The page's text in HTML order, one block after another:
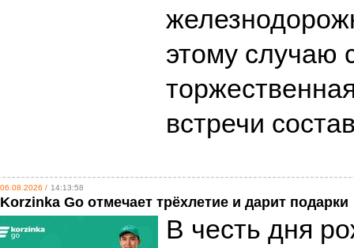
этому случаю
встречи
06.08.2026 / 14:13:58
Korzinka Go отмечает трёхлетие и дарит подарки
В честь дня